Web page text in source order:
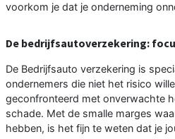
voorkom je dat je onderneming
De bedrijfsautoverzekering:
De Bedrijfsauto verzekering is
ondernemers die niet het risico
geconfronteerd met onverwachte
schade. Met de smalle marges
hebben, is het fijn te weten dat je